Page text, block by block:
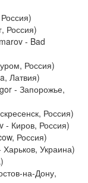
Россия)
- Bad
Россия)
Латвия)
- Запорожье,
Россия)
- Киров, Россия)
Россия)
Харьков, Украина)
на-Дону,